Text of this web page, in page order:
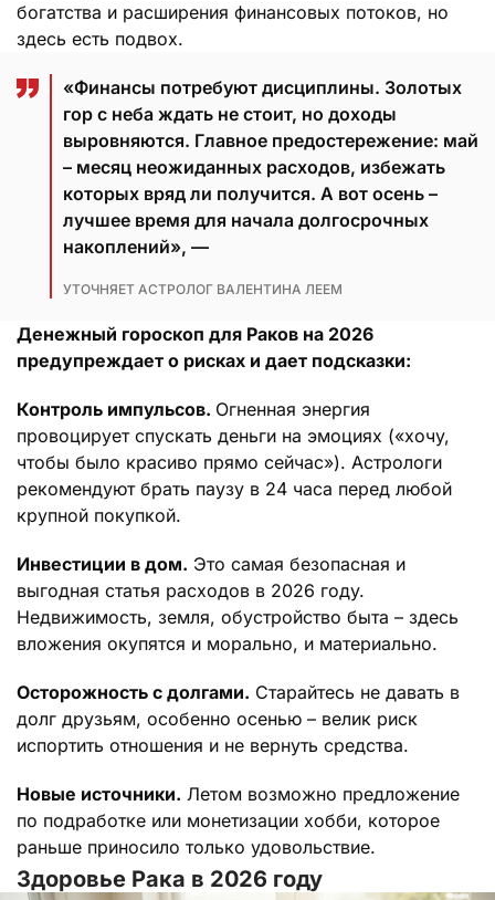
богатства и расширения финансовых потоков, но
здесь есть подвох.
«Финансы потребуют дисциплины. Золотых
гор с неба ждать не стоит, но доходы
выровняются. Главное предостережение: май
– месяц неожиданных расходов, избежать
которых вряд ли получится. А вот осень –
лучшее время для начала долгосрочных
накоплений», —
УТОЧНЯЕТ АСТРОЛОГ ВАЛЕНТИНА ЛЕЕМ
Денежный гороскоп для Раков на 2026
предупреждает о рисках и дает подсказки:
Контроль импульсов. Огненная энергия
провоцирует спускать деньги на эмоциях («хочу,
чтобы было красиво прямо сейчас»). Астрологи
рекомендуют брать паузу в 24 часа перед любой
крупной покупкой.
Инвестиции в дом. Это самая безопасная и
выгодная статья расходов в 2026 году.
Недвижимость, земля, обустройство быта – здесь
вложения окупятся и морально, и материально.
Осторожность с долгами. Старайтесь не давать в
долг друзьям, особенно осенью – велик риск
испортить отношения и не вернуть средства.
Новые источники. Летом возможно предложение
по подработке или монетизации хобби, которое
раньше приносило только удовольствие.
Здоровье Рака в 2026 году